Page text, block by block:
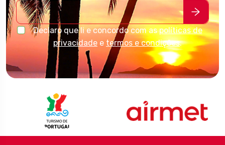
Declaro que li e concordo com aspolíticas de
privacidade e termos e condições.